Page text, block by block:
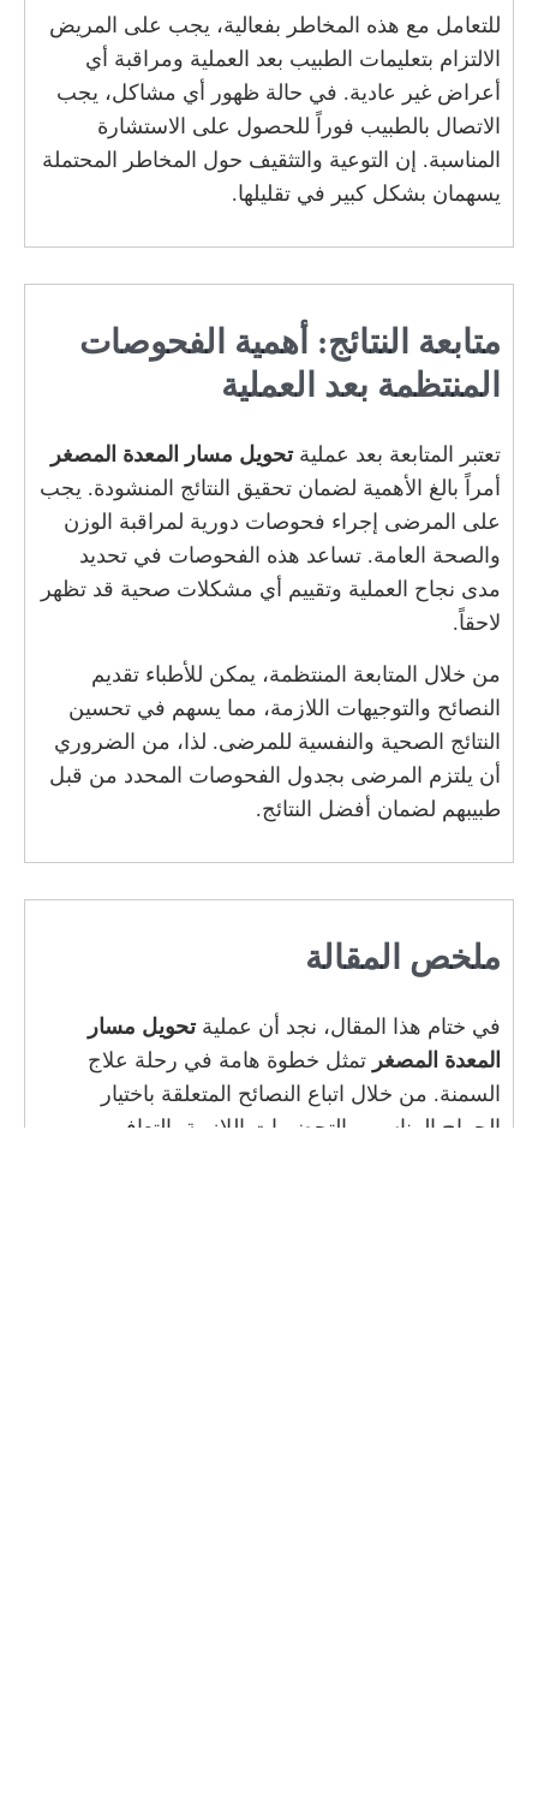
للتعامل مع هذه المخاطر بفعالية، يجب على المريض
الالتزام بتعليمات الطبيب بعد العملية ومراقبة أي
أعراض غير عادية. في حالة ظهور أي مشاكل، يجب
الاتصال بالطبيب فوراً للحصول على الاستشارة
المناسبة. إن التوعية والتثقيف حول المخاطر المحتملة
يسهمان بشكل كبير في تقليلها.
متابعة النتائج: أهمية الفحوصات
المنتظمة بعد العملية
تعتبر المتابعة بعد عمليةتحويل مسار المعدة المصغر
أمراً بالغ الأهمية لضمان تحقيق النتائج المنشودة. يجب
على المرضى إجراء فحوصات دورية لمراقبة الوزن
والصحة العامة. تساعد هذه الفحوصات في تحديد
مدى نجاح العملية وتقييم أي مشكلات صحية قد تظهر
لاحقاً.
من خلال المتابعة المنتظمة، يمكن للأطباء تقديم
النصائح والتوجيهات اللازمة، مما يسهم في تحسين
النتائج الصحية والنفسية للمرضى. لذا، من الضروري
أن يلتزم المرضى بجدول الفحوصات المحدد من قبل
طبيبهم لضمان أفضل النتائج.
ملخص المقالة
في ختام هذا المقال، نجد أن عمليةتحويل مسار
المعدة المصغر تمثل خطوة هامة في رحلة علاج
السمنة. من خلال اتباع النصائح المتعلقة باختيار
الجراح المناسب، التحضيرات اللازمة، التعافي،